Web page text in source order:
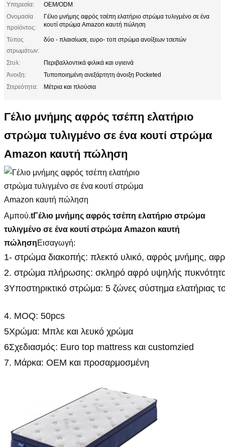
Υπηρεσία:
OEM/ODM
Ονομασία
προϊόντος:
Γέλιο μνήμης αφρός τσέπη ελατήριο στρώμα τυλιγμένο σε ένα
κουτί στρώμα Amazon καυτή πώληση
Τύπος
στρωμάτων:
δύο - πλαισίωσε, ευρο- τοπ στρώμα ανοίξεων τσεπών
Στυλ:
Περιβαλλοντικά φιλικά και υγιεινά
Άνοιξη:
Τυποποιημένη ανεξάρτητη άνοιξη Pocketed
Στερεότητα:
Μέτρια και πλούσια
Γέλιο μνήμης αφρός τσέπη ελατήριο
στρώμα τυλιγμένο σε ένα κουτί στρώμα
Amazon καυτή πώληση
Αμπού.tΓέλιο μνήμης αφρός τσέπη ελατήριο στρώμα
τυλιγμένο σε ένα κουτί στρώμα Amazon καυτή
πώλησηΕισαγωγή:
1- στρώμα διακοπής: πλεκτό υλικό, αφρός μνήμης,
2. στρώμα πλήρωσης: σκληρό αφρό υψηλής
3Υποστηρικτικό στρώμα: 5 ζώνες σύστημα ελατήριας
4. MOQ: 50pcs
5Χρώμα: Μπλε και λευκό χρώμα
6Σχεδιασμός: Euro top mattress και customzied
7. Μάρκα: OEM και προσαρμοσμένη